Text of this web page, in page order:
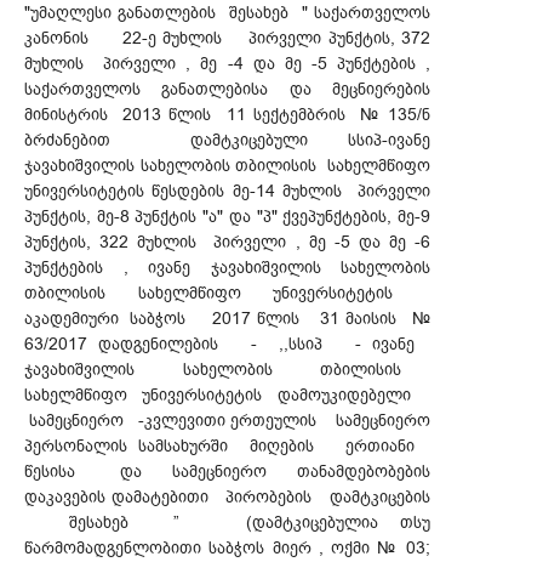
"უმაღლესი განათლების შესახებ " საქართველოს
კანონის 22-ე მუხლის პირველი პუნქტის, 372
მუხლის პირველი , მე -4 და მე -5 პუნქტების ,
საქართველოს განათლებისა და მეცნიერების
მინისტრის 2013 წლის 11 სექტემბრის № 135/ნ
ბრძანებით დამტკიცებული სსიპ-ივანე
ჯავახიშვილის სახელობის თბილისის სახელმწიფო
უნივერსიტეტის წესდების მე-14 მუხლის პირველი
პუნქტის, მე-8 პუნქტის "ა" და "პ" ქვეპუნქტების, მე-9
პუნქტის, 322 მუხლის პირველი , მე -5 და მე -6
პუნქტების , ივანე ჯავახიშვილის სახელობის
თბილისის სახელმწიფო უნივერსიტეტის
აკადემიური საბჭოს 2017 წლის 31 მაისის №
63/2017 დადგენილების - ,,სსიპ - ივანე
ჯავახიშვილის სახელობის თბილისის
სახელმწიფო უნივერსიტეტის დამოუკიდებელი
სამეცნიერო -კვლევითი ერთეულის სამეცნიერო
პერსონალის სამსახურში მიღების ერთიანი
წესისა და სამეცნიერო თანამდებობების
დაკავების დამატებითი პირობების დამტკიცების
შესახებ ” (დამტკიცებულია თსუ
წარმომადგენლობითი საბჭოს მიერ , ოქმი № 03;